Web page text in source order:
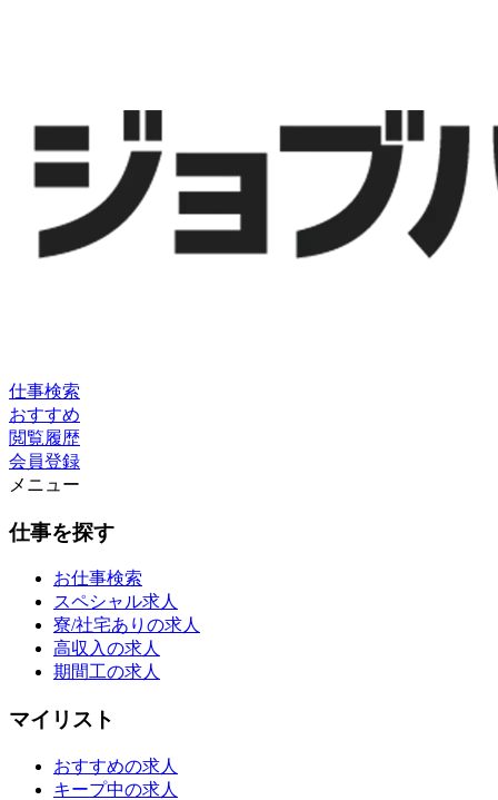
仕事検索
おすすめ
閲覧履歴
会員登録
メニュー
仕事を探す
お仕事検索
スペシャル求人
寮/社宅ありの求人
高収入の求人
期間工の求人
マイリスト
おすすめの求人
キープ中の求人